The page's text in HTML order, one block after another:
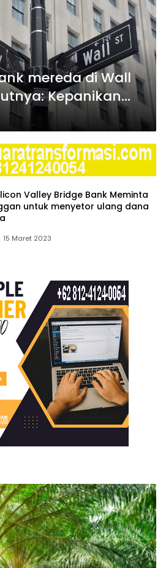
mereda di Wall
Kepanikan
Valley Bridge Bank Meminta
untuk menyetor ulang dana
15 Maret 2023